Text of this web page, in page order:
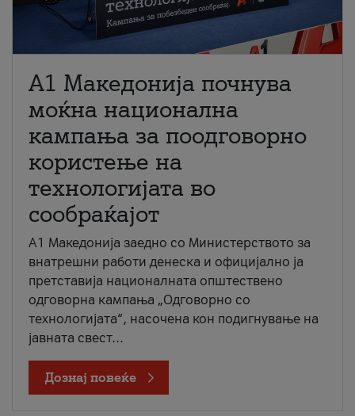
A1 Македонија почнува
моќна национална
кампања за поодговорно
користење на
технологијата во
сообраќајот
A1 Македонија заедно со Министерството за
внатрешни работи денеска и официјално ја
претставија националната општествено
одговорна кампања „Одговорно со
технологијата“, насочена кон подигнување на
јавната свест...
Дознај повеќе